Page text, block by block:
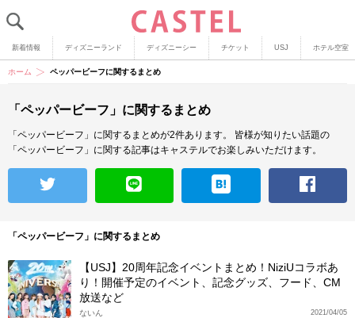
新着情報 ディズニーランド ディズニーシー チケット USJ ホテル空室
ホーム ペッパービーフに関するまとめ
「ペッパービーフ」に関するまとめ
「ペッパービーフ」に関するまとめが2件あります。
皆様が知りたい話題の
「ペッパービーフ」に関する記事はキャステルでお楽しみいただけます。
「ペッパービーフ」に関するまとめ
【USJ】20周年記念イベントまとめ！NiziUコラボあ
り！開催予定のイベント、記念グッズ、フード、CM
放送など
2021/04/05
ないん